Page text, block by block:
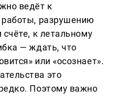
ведёт к
работы, разрушению
к летальному
— ждать, что
или «осознает».
это
Поэтому важно